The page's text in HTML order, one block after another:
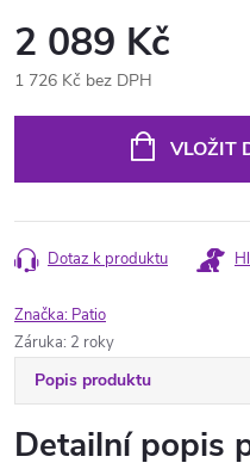
2 089 Kč
1 726 Kč bez DPH
VLOŽIT
Dotaz k produktu
Značka: Patio
Záruka: 2 roky
Popis produktu
Detailní popis